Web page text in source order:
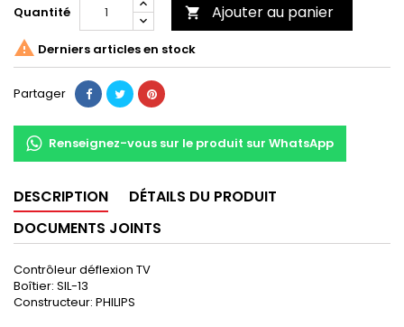
Quantité  Ajouter au panier
 Derniers articles en stock
Partager
Renseignez-vous sur le produit sur WhatsApp
DESCRIPTION
DÉTAILS DU PRODUIT
DOCUMENTS JOINTS
Contrôleur déflexion TV
Boîtier: SIL-13
Constructeur: PHILIPS